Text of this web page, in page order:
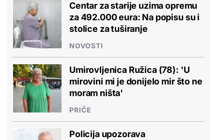
Centar za starije uzima opremu
za 492.000 eura: Na popisu su i
stolice za tuširanje
NOVOSTI
Umirovljenica Ružica (78): 'U
mirovini mi je donijelo mir što ne
moram ništa'
PRIČE
Policija upozorava